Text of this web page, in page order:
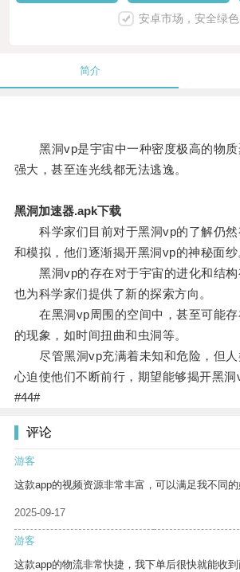
安卓市场，安全绿色
简介
黑洞vp是宇宙中一种密度极高的物质
强大，甚至连光线都无法逃逸。
黑洞加速器.apk下载
科学家们目前对于黑洞vp的了解仍然
和模拟，他们逐渐揭开黑洞vp的神秘面纱
黑洞vp的存在对于宇宙的进化和结构
也为科学家们提供了新的探索方向。
在黑洞vp周围的空间中，甚至可能存
的现象，如时间扭曲和虫洞等。
尽管黑洞vp充满着未知和危险，但人
心迫使他们不断前行，期望能够揭开黑洞
#44#
评论
游客
这款app的视频资源非常丰富，可以满足我不同的
2025-09-17
游客
这款app的物流非常快捷，我下单后很快就能收到